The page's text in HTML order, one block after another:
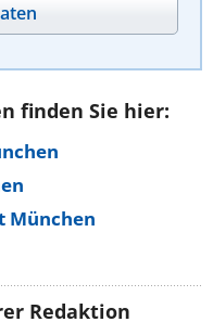
finden Sie hier:
München
Redaktion